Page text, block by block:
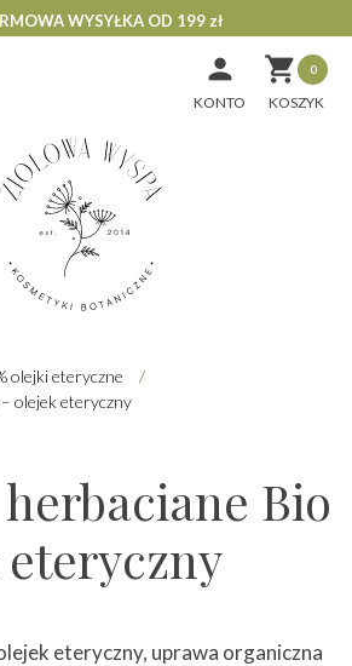
WYSYŁKA OD 199 zł
 0

KONTO
olejki eteryczne
/
olejek eteryczny
Bio
eteryczny, uprawa organiczna